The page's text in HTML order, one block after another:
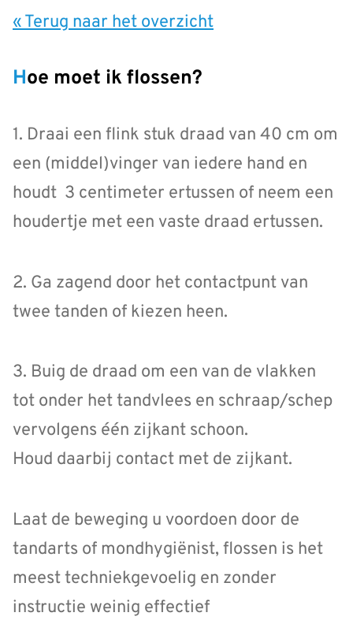
« Terug naar het overzicht
Hoe moet ik flossen?
1. Draai een flink stuk draad van 40 cm om
een (middel)vinger van iedere hand en
houdt 3 centimeter ertussen of neem een
houdertje met een vaste draad ertussen.
2. Ga zagend door het contactpunt van
twee tanden of kiezen heen.
3. Buig de draad om een van de vlakken
tot onder het tandvlees en schraap/schep
vervolgens één zijkant schoon.
Houd daarbij contact met de zijkant.
Laat de beweging u voordoen door de
tandarts of mondhygiënist, flossen is het
meest techniekgevoelig en zonder
instructie weinig effectief